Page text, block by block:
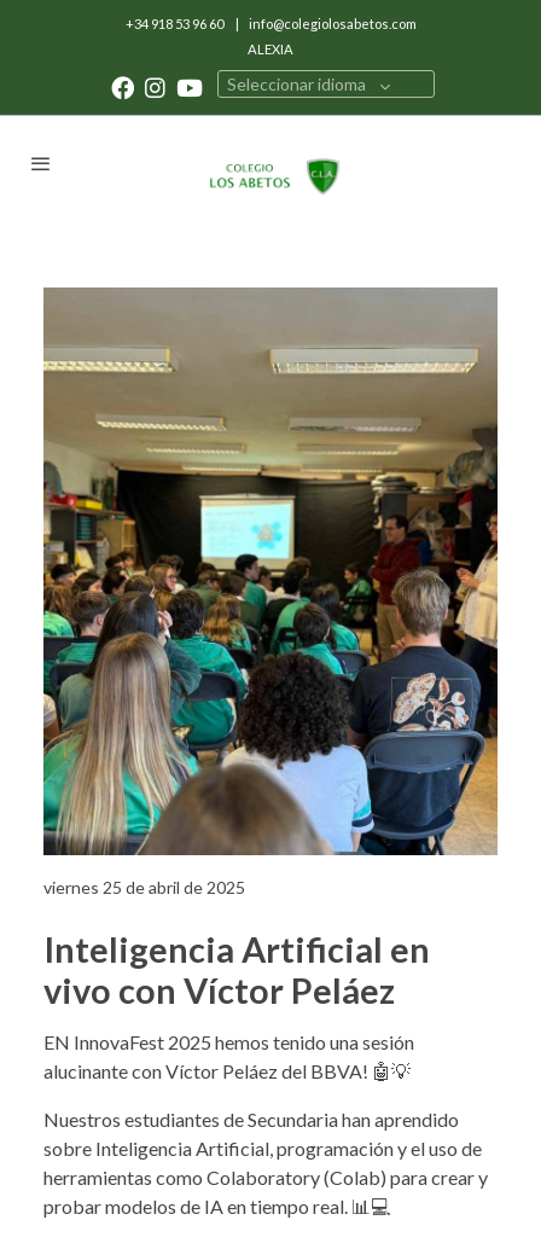
+34 918 53 96 60 |
info@colegiolosabetos.com
ALEXIA
Seleccionar idioma
viernes 25 de abril de 2025
Inteligencia Artificial en
vivo con Víctor Peláez
EN InnovaFest 2025 hemos tenido una sesión
alucinante con Víctor Peláez del BBVA! 🤖💡
Nuestros estudiantes de Secundaria han aprendido
sobre Inteligencia Artificial, programación y el uso de
herramientas como Colaboratory (Colab) para crear y
probar modelos de IA en tiempo real. 📊💻